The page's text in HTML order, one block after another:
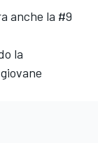
anche la #9
la